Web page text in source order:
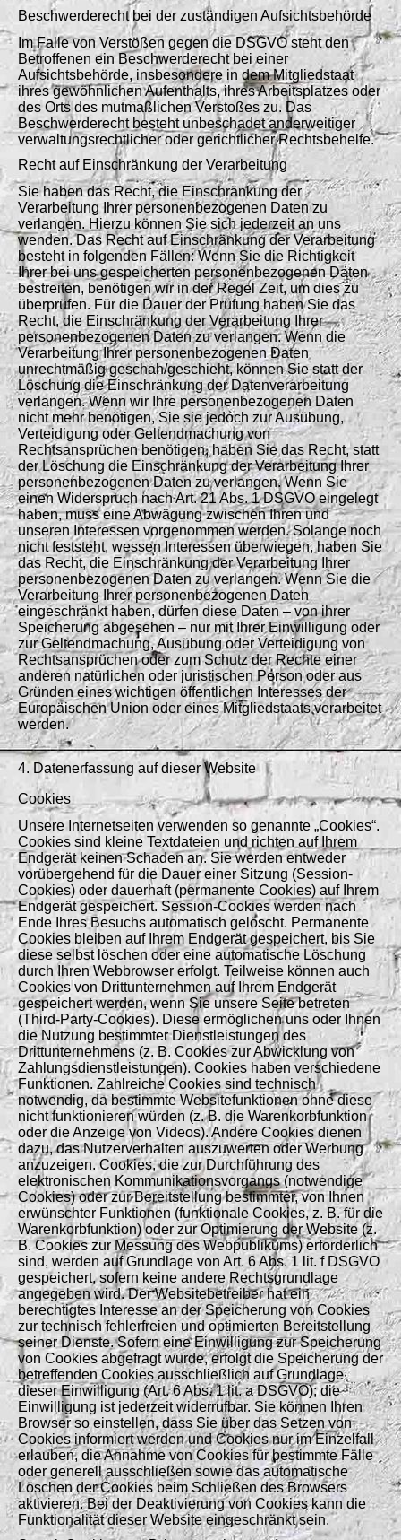
Beschwerderecht bei der zuständigen Aufsichtsbehörde
Im Falle von Verstößen gegen die DSGVO steht den
Betroffenen ein Beschwerderecht bei einer
Aufsichtsbehörde, insbesondere in dem Mitgliedstaat
ihres gewöhnlichen Aufenthalts, ihres Arbeitsplatzes oder
des Orts des mutmaßlichen Verstoßes zu. Das
Beschwerderecht besteht unbeschadet anderweitiger
verwaltungsrechtlicher oder gerichtlicher Rechtsbehelfe.
Recht auf Einschränkung der Verarbeitung
Sie haben das Recht, die Einschränkung der
Verarbeitung Ihrer personenbezogenen Daten zu
verlangen. Hierzu können Sie sich jederzeit an uns
wenden. Das Recht auf Einschränkung der Verarbeitung
besteht in folgenden Fällen: Wenn Sie die Richtigkeit
Ihrer bei uns gespeicherten personenbezogenen Daten
bestreiten, benötigen wir in der Regel Zeit, um dies zu
überprüfen. Für die Dauer der Prüfung haben Sie das
Recht, die Einschränkung der Verarbeitung Ihrer
personenbezogenen Daten zu verlangen. Wenn die
Verarbeitung Ihrer personenbezogenen Daten
unrechtmäßig geschah/geschieht, können Sie statt der
Löschung die Einschränkung der Datenverarbeitung
verlangen. Wenn wir Ihre personenbezogenen Daten
nicht mehr benötigen, Sie sie jedoch zur Ausübung,
Verteidigung oder Geltendmachung von
Rechtsansprüchen benötigen, haben Sie das Recht, statt
der Löschung die Einschränkung der Verarbeitung Ihrer
personenbezogenen Daten zu verlangen. Wenn Sie
einen Widerspruch nach Art. 21 Abs. 1 DSGVO eingelegt
haben, muss eine Abwägung zwischen Ihren und
unseren Interessen vorgenommen werden. Solange noch
nicht feststeht, wessen Interessen überwiegen, haben Sie
das Recht, die Einschränkung der Verarbeitung Ihrer
personenbezogenen Daten zu verlangen. Wenn Sie die
Verarbeitung Ihrer personenbezogenen Daten
eingeschränkt haben, dürfen diese Daten – von ihrer
Speicherung abgesehen – nur mit Ihrer Einwilligung oder
zur Geltendmachung, Ausübung oder Verteidigung von
Rechtsansprüchen oder zum Schutz der Rechte einer
anderen natürlichen oder juristischen Person oder aus
Gründen eines wichtigen öffentlichen Interesses der
Europäischen Union oder eines Mitgliedstaats verarbeitet
werden.
4. Datenerfassung auf dieser Website
Cookies
Unsere Internetseiten verwenden so genannte „Cookies“.
Cookies sind kleine Textdateien und richten auf Ihrem
Endgerät keinen Schaden an. Sie werden entweder
vorübergehend für die Dauer einer Sitzung (Session-
Cookies) oder dauerhaft (permanente Cookies) auf Ihrem
Endgerät gespeichert. Session-Cookies werden nach
Ende Ihres Besuchs automatisch gelöscht. Permanente
Cookies bleiben auf Ihrem Endgerät gespeichert, bis Sie
diese selbst löschen oder eine automatische Löschung
durch Ihren Webbrowser erfolgt. Teilweise können auch
Cookies von Drittunternehmen auf Ihrem Endgerät
gespeichert werden, wenn Sie unsere Seite betreten
(Third-Party-Cookies). Diese ermöglichen uns oder Ihnen
die Nutzung bestimmter Dienstleistungen des
Drittunternehmens (z. B. Cookies zur Abwicklung von
Zahlungsdienstleistungen). Cookies haben verschiedene
Funktionen. Zahlreiche Cookies sind technisch
notwendig, da bestimmte Websitefunktionen ohne diese
nicht funktionieren würden (z. B. die Warenkorbfunktion
oder die Anzeige von Videos). Andere Cookies dienen
dazu, das Nutzerverhalten auszuwerten oder Werbung
anzuzeigen. Cookies, die zur Durchführung des
elektronischen Kommunikationsvorgangs (notwendige
Cookies) oder zur Bereitstellung bestimmter, von Ihnen
erwünschter Funktionen (funktionale Cookies, z. B. für die
Warenkorbfunktion) oder zur Optimierung der Website (z.
B. Cookies zur Messung des Webpublikums) erforderlich
sind, werden auf Grundlage von Art. 6 Abs. 1 lit. f DSGVO
gespeichert, sofern keine andere Rechtsgrundlage
angegeben wird. Der Websitebetreiber hat ein
berechtigtes Interesse an der Speicherung von Cookies
zur technisch fehlerfreien und optimierten Bereitstellung
seiner Dienste. Sofern eine Einwilligung zur Speicherung
von Cookies abgefragt wurde, erfolgt die Speicherung der
betreffenden Cookies ausschließlich auf Grundlage
dieser Einwilligung (Art. 6 Abs. 1 lit. a DSGVO); die
Einwilligung ist jederzeit widerrufbar. Sie können Ihren
Browser so einstellen, dass Sie über das Setzen von
Cookies informiert werden und Cookies nur im Einzelfall
erlauben, die Annahme von Cookies für bestimmte Fälle
oder generell ausschließen sowie das automatische
Löschen der Cookies beim Schließen des Browsers
aktivieren. Bei der Deaktivierung von Cookies kann die
Funktionalität dieser Website eingeschränkt sein.